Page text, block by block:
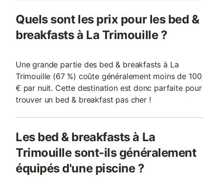
Quels sont les prix pour les bed &
breakfasts à La Trimouille ?
Une grande partie des bed & breakfasts à La
Trimouille (67 %) coûte généralement moins de 100
€ par nuit. Cette destination est donc parfaite pour
trouver un bed & breakfast pas cher !
Les bed & breakfasts à La
Trimouille sont-ils généralement
équipés d'une piscine ?